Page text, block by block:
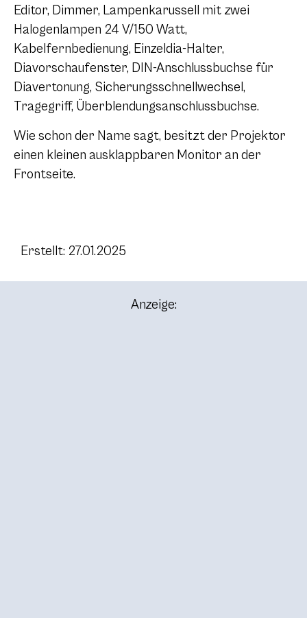
Editor, Dimmer, Lampenkarussell mit zwei
Halogenlampen 24 V/150 Watt,
Kabelfernbedienung, Einzeldia-Halter,
Diavorschaufenster, DIN-Anschlussbuchse für
Diavertonung, Sicherungsschnellwechsel,
Tragegriff, Überblendungsanschlussbuchse.
Wie schon der Name sagt, besitzt der Projektor
einen kleinen ausklappbaren Monitor an der
Frontseite.
Erstellt: 27.01.2025
Anzeige: